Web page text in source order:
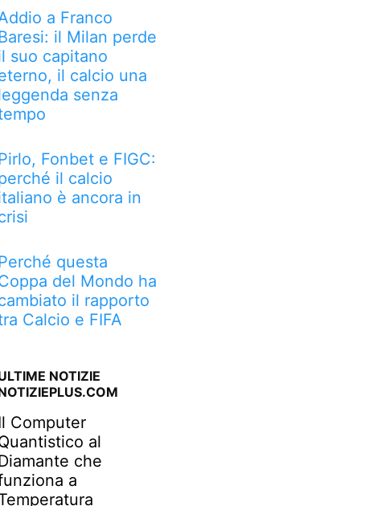
a Franco
il Milan perde
suo capitano
il calcio una
senza
Fonbet e FIGC:
il calcio
è ancora in
questa
del Mondo ha
il rapporto
Calcio e FIFA
NOTIZIE
Computer
al
che
a